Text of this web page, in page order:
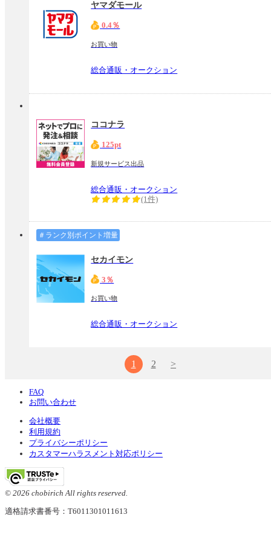
ヤマダモール
0.4％
お買い物
総合通販・オークション
ココナラ
125pt
新規サービス出品
総合通販・オークション
(1件)
＃ランク別ポイント増量
セカイモン
3％
お買い物
総合通販・オークション
1 2 >
FAQ
お問い合わせ
会社概要
利用規約
プライバシーポリシー
カスタマーハラスメント対応ポリシー
© 2026 chobirich All rights reserved.
適格請求書番号：T6011301011613